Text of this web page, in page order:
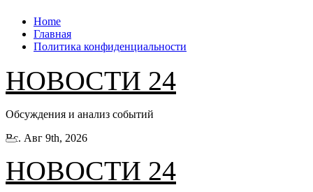
Перейти
содержанию
Home
Главная
Политика конфиденциальности
НОВОСТИ 24
Обсуждения и анализ событий
Вс. Авг 9th, 2026
НОВОСТИ 24